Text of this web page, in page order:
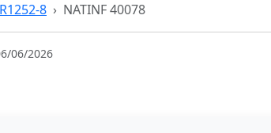
8 NATINF 40078
06/2026